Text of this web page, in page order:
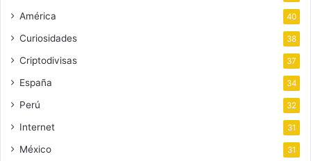
América 40
Curiosidades 38
Criptodivisas 37
España 34
Perú 32
Internet 31
México 31